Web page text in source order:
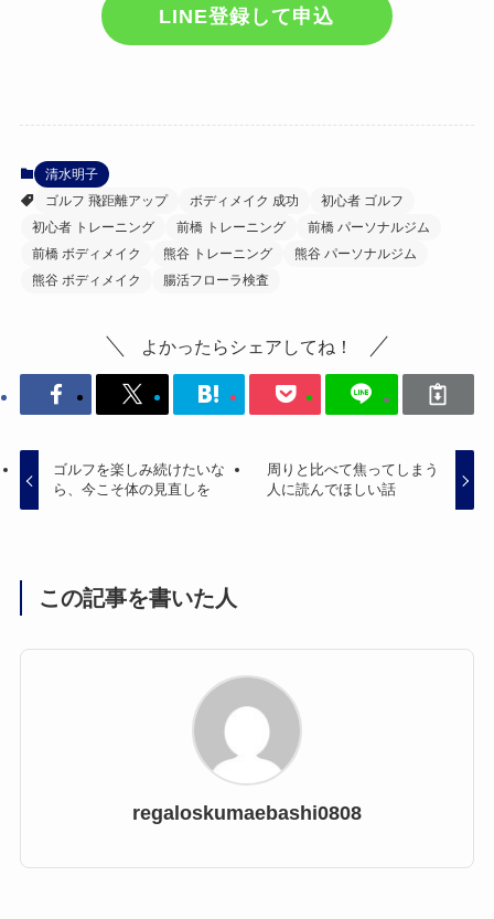
LINE登録して申込
清水明子
ゴルフ 飛距離アップ
ボディメイク 成功
初心者 ゴルフ
初心者 トレーニング
前橋 トレーニング
前橋 パーソナルジム
前橋 ボディメイク
熊谷 トレーニング
熊谷 パーソナルジム
熊谷 ボディメイク
腸活フローラ検査
よかったらシェアしてね！
ゴルフを楽しみ続けたいな
ら、今こそ体の見直しを
周りと比べて焦ってしまう
人に読んでほしい話
この記事を書いた人
regaloskumaebashi0808